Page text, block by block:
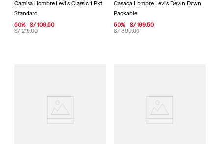
Camisa Hombre Levi's Classic 1 Pkt
Standard
S/ 219.00
50% S/ 109.50
Casaca Hombre Levi's Devin Down
Packable
S/ 399.00
50% S/ 199.50